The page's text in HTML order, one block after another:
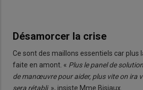
Désamorcer la crise
Ce sont des maillons essentiels car plus
faite en amont. « Plus le panel de
de manœuvre pour aider, plus vite on ira
sera rétabli », insiste Mme Bisiaux.